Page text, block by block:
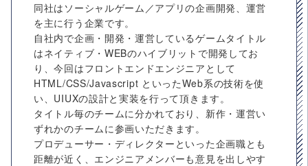
同社はソーシャルゲーム／アプリの企画開発、運営
を主に行う企業です。
自社内で企画・開発・運営しているゲームタイトル
はネイティブ・WEBのハイブリットで開発してお
り、今回はフロントエンドエンジニアとして
HTML/CSS/Javascript といったWeb系の技術を使
い、UIUXの設計と実装を行って頂きます。
タイトル毎のチームに分かれており、新作・運営い
ずれかのチームに参画いただきます。
プロデューサー・ディレクターといった企画職とも
距離が近く、エンジニアメンバーも意見を出しやす